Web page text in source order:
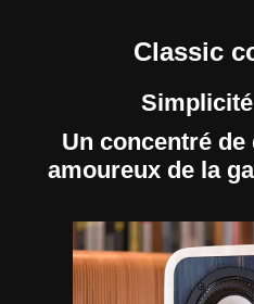
Classic
Un concentré
amoureux de la